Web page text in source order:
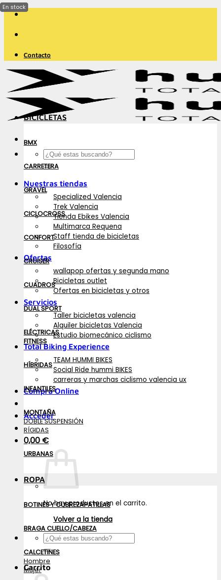
Saltar
contenido
Contacto
Buscar
por:
Nuestras tiendas
Specialized Valencia
Trek Valencia
Tienda Ebikes Valencia
Multimarca Requena
Staff tienda de bicicletas
Filosofía
Ofertas
wallapop ofertas y segunda mano
Bicicletas outlet
Ofertas en bicicletas y otros
Servicios
Taller bicicletas valencia
Alquiler bicicletas Valencia
Estudio biomecánico ciclismo
Total Biking Experience
TEAM HUMMI BIKES
Social Ride hummi BIKES
carreras y marchas ciclismo valencia ux
Compra Online
Acceder
0,00 €
No hay productos en el carrito.
Volver a la tienda
Buscar
por:
Carrito
BICICLETAS
BMX
CARRETERA
GRAVEL
CICLOCROSS
CONFORT
CRUISER
CUADROS
DUAL SPORT
ELÉCTRICAS
FITNESS
HÍBRIDAS
INFANTILES
MONTAÑA
DOBLE SUSPENSIÓN
RÍGIDAS
URBANAS
ROPA
BOTINES Y CUBREZAPATILLAS
BRAGA CUELLO/CABEZA
CALCETINES
Hombre
Mujer